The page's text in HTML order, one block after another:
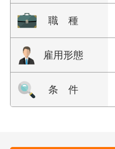
職 種
雇用形態
条 件